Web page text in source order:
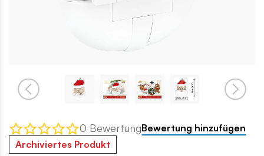
0 BewertungBewertung hinzufügen
Archiviertes Produkt